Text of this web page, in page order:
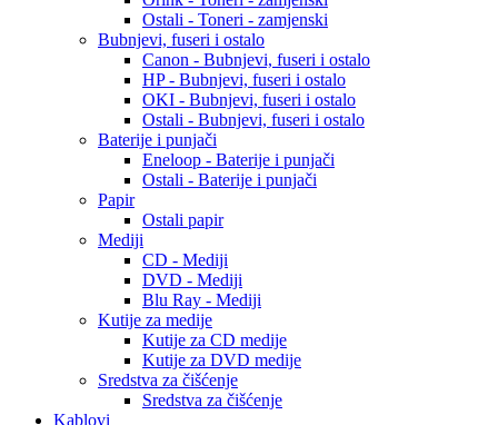
Ostali - Toneri - zamjenski
Bubnjevi, fuseri i ostalo
Canon - Bubnjevi, fuseri i ostalo
HP - Bubnjevi, fuseri i ostalo
OKI - Bubnjevi, fuseri i ostalo
Ostali - Bubnjevi, fuseri i ostalo
Baterije i punjači
Eneloop - Baterije i punjači
Ostali - Baterije i punjači
Papir
Ostali papir
Mediji
CD - Mediji
DVD - Mediji
Blu Ray - Mediji
Kutije za medije
Kutije za CD medije
Kutije za DVD medije
Sredstva za čišćenje
Sredstva za čišćenje
Kablovi